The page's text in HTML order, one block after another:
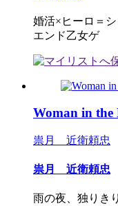
婚活×ヒーロ＝
エンド乙女ゲ
Woman in
祟月 近衛頼忠
祟月 近衛頼忠
雨の夜、独りき